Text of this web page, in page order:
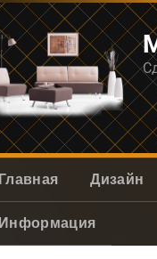
Главная Дизайн
Информация